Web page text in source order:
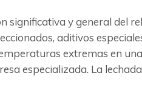
significativa y general del
aditivos
extremas en
especializada. La